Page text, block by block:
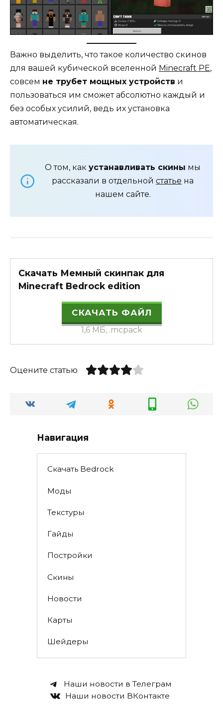
Важно выделить, что такое количество скинов
для вашей кубической вселенной Minecraft PE,
совсем не трубет мощных устройств и
пользоваться им сможет абсолютно каждый и
без особых усилий, ведь их установка
автоматическая.
О том, как устанавливать скины мы
рассказали в отдельной статье на
нашем сайте.
Скачать Мемный скинпак для
Minecraft Bedrock edition
СКАЧАТЬ ФАЙЛ
1,6 МБ, .mcpack
Оцените статью
Навигация
Скачать Bedrock
Моды
Текстуры
Гайды
Постройки
Скины
Новости
Карты
Шейдеры
Наши новости в Телеграм
Наши новости ВКонтакте